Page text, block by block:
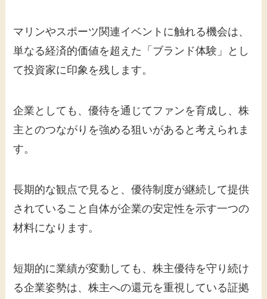
マリンやスポーツ関連イベントに触れる機会は、
単なる経済的価値を超えた「ブランド体験」とし
て投資家に印象を残します。
企業としても、優待を通じてファンを育成し、株
主とのつながりを強める狙いがあると考えられま
す。
長期的な観点で見ると、優待制度が継続して提供
されていること自体が企業の安定性を示す一つの
材料になります。
短期的に業績が変動しても、株主優待を守り続け
る企業姿勢は、株主への還元を重視している証拠